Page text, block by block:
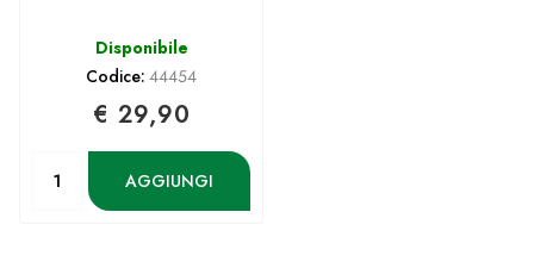
Disponibile
Codice: 44454
€ 29,90
AGGIUNGI